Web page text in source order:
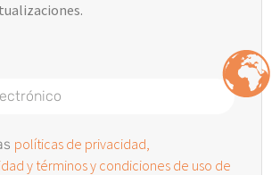
políticas de privacidad,
y términos y condiciones de uso de